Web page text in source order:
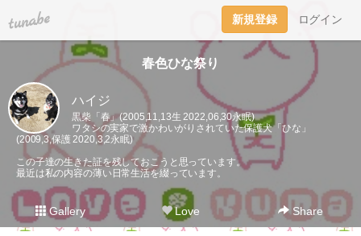
tuna.be 新規登録 ログイン
春色ひな祭り
ハイジ
黒柴「春」(2005,11,13生 2022,06,30永眠)
ワタシの実家で激かわいがりされていた保護犬「ひな」
(2009,3,保護 2020,3,2永眠)
この子達の生きた証を残しておこうと思っています。
最近は私の内容の薄い日常生活を綴っています。
Gallery Love Share